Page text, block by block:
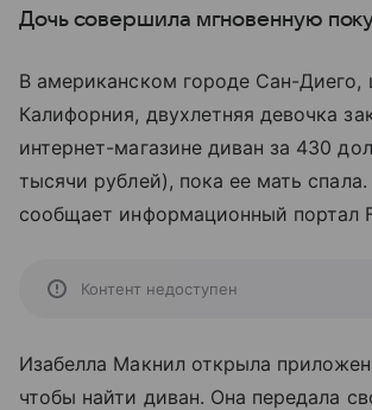
Дочь совершила мгновенную
В американском городе Сан-Диего,
Калифорния, двухлетняя девочка
интернет-магазине диван за 430
тысячи рублей), пока ее мать
сообщает информационный портал
Контент недоступен
Изабелла Макнил открыла
чтобы найти диван. Она передала